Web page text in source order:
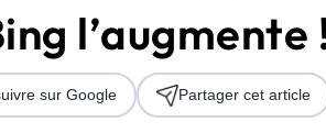
l’augmente
sur Google Partager cet article